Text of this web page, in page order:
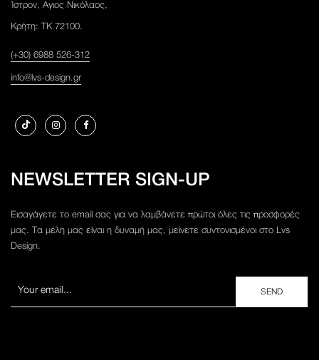
Ίστρον, Αγιος Νικόλαος,
Κρήτη: ΤΚ 72100.
(+30) 6988 526-312
info@lvs-design.gr
NEWSLETTER SIGN-UP
Εισαγάγετε το email σας για να λαμβάνετε πρώτοι όλες τις προσφορές
μας. Τα μέλη μας είναι η δυναμή μας, μείνετε συντονισμένοι στο Lvs
Design.